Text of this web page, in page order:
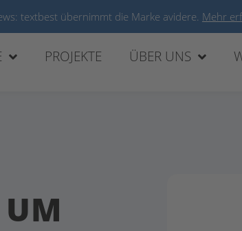
textbest übernimmt die Marke avidere. Mehr
PROJEKTE ÜBER UNS